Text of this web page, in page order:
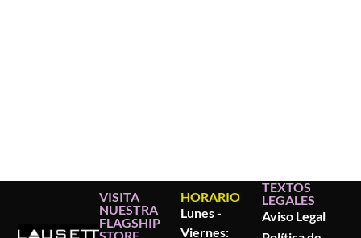
VISITA
NUESTRA
FLAGSHIP
HORARIO
Lunes -
Viernes:
TEXTOS
LEGALES
Aviso Legal